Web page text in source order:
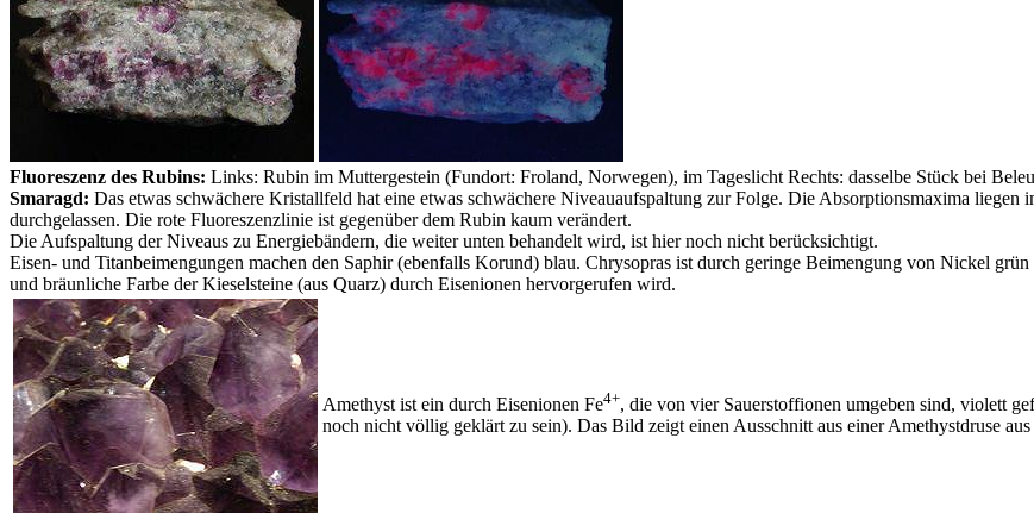
Fluoreszenz des Rubins: Links: Rubin im Muttergestein (Fundort: Froland, Norwegen), im Tageslicht Rechts: dasselbe Stück bei
Smaragd: Das etwas schwächere Kristallfeld hat eine etwas schwächere Niveauaufspaltung zur Folge. Die Absorptionsmaxima
durchgelassen. Die rote Fluoreszenzlinie ist gegenüber dem Rubin kaum verändert.
Die Aufspaltung der Niveaus zu Energiebändern, die weiter unten behandelt wird, ist hier noch nicht berücksichtigt.
Eisen- und Titanbeimengungen machen den Saphir (ebenfalls Korund) blau. Chrysopras ist durch geringe Beimengung von Nickel
und bräunliche Farbe der Kieselsteine (aus Quarz) durch Eisenionen hervorgerufen wird.
Amethyst ist ein durch Eisenionen Fe4+, die von vier Sauerstoffionen umgeben sind, violett
noch nicht völlig geklärt zu sein). Das Bild zeigt einen Ausschnitt aus einer Amethystdruse